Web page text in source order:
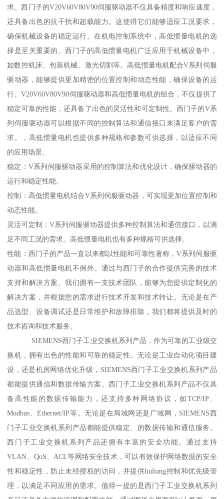
求。西门子的V20V60V80V90伺服驱动器不仅具备精度和响应速度，
还具备出色的抗干扰和超载能力。这使得它们能够适应工况要求，
确保机械设备的稳定运行。在机电控制系统中，高低惯量电机的选
择是至关重要的。西门子的高低惯量电机广泛应用于机械设备中，
如数控机床、包装机械、激光切割等。高低惯量电机配合V系列伺服
驱动器，能够提供更加精密的位置控制和动态性能，确保设备的运
行。V20V60V80V90伺服驱动器和高低惯量电机的组合，不仅提供了
稳定可靠的性能，还具备了出色的灵活性和可定制性。西门子的V系
列伺服驱动器可以根据不同的控制算法和通信接口来满足客户的需
求。，高低惯量电机也提供多种规格和参数可供选择，以适应不同
的应用场景。
稳定：V系列伺服驱动器采用的控制算法和优化设计，确保驱动器的
运行和稳定性能。
控制：高低惯量电机结合V系列伺服驱动器，可实现更加位置控制和
动态性能。
灵活可定制：V系列伺服驱动器提供多种控制算法和通信接口，以满
足不同工况的需求。高低惯量电机也有多种规格可供选择。
性能：西门子的产品一直以来都以性能和可靠性著称，V系列伺服驱
动器和高低惯量电机不例外。通过与西门子的合作提供完善的技术
支持和解决方案。我们拥有一支技术团队，能够为您提供定制化的
解决方案，并根据您的需求进行技术开发和技术转让。无论是在产
品选型、设备调试还是日常维护和故障排除，我们都将提供及时的
技术咨询和技术服务。
SIEMENS西门子工业交换机系列产品，作为可靠的工业级交
换机，拥有出色的性能和可靠的稳定性。无论是工业自动化项目建
设，还是机房网络优化升级，SIEMENS西门子工业交换机系列产品
都能提供通信和数据传输方案。西门子工业交换机系列产品不仅具
备高性能的数据传输能力，还支持多种网络协议，如TCP/IP、
Modbus、Ethernet/IP等。无论是在局域网还是广域网，SIEMENS西
门子工业交换机系列产品都能提供稳定、的数据传输和通信服务。
西门子工业交换机系列产品还拥有丰富的安全功能。通过支持
VLAN、QoS、ACL等网络安全技术，可以有效保护网络数据的安全
性和稳定性，防止未经授权的访问，并提供liuliang控制和优先级管
理，以满足不同应用的需求。值得一提的是西门子工业交换机系列